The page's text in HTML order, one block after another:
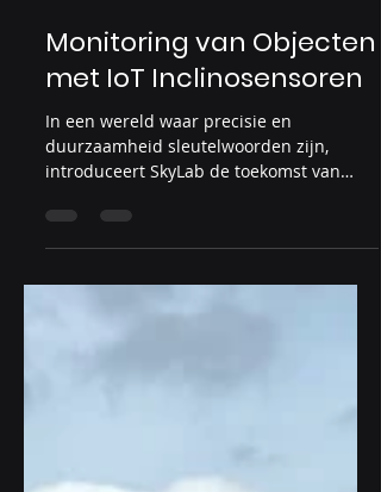
29 feb 2024
met IoT Inclinosensoren
In een wereld waar precisie en
duurzaamheid sleutelwoorden zijn,
objectmonitoring. Met geavanceerde...